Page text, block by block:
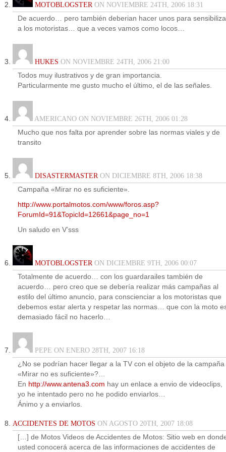
MOTOBLOGSTERON NOVIEMBRE 24TH, 2006 18:31
De acuerdo… pero también deberian hacer unos para
a los motoristas… que a veces vamos como locos…
HUKES ON NOVIEMBRE 24TH, 2006 21:00
Todos muy ilustrativos y de gran importancia.
Particularmente me gusto mucho el último, el de las señales.
AMERICANO ON NOVIEMBRE 26TH, 2006 01:28
Mucho que nos falta por aprender sobre las normas viales y de
transito
DISASTERMASTERON DICIEMBRE 8TH, 2006 18:38
Campaña «Mirar no es suficiente».
http://www.portalmotos.com/www/foros.asp?
ForumId=91&TopicId=12661&page_no=1
Un saludo en V’sss
MOTOBLOGSTERON DICIEMBRE 9TH, 2006 00:07
Totalmente de acuerdo… con los guardarailes también de
acuerdo… pero creo que se debería realizar más campañas al
estilo del último anuncio, para conscienciar a los motoristas que
debemos estar alerta y respetar las normas… que con la moto
demasiado fácil no hacerlo…
PEPE ON ENERO 28TH, 2007 16:18
¿No se podrían hacer llegar a la TV con el objeto de la campaña
«Mirar no es suficiente»?…
En http://www.antena3.com hay un enlace a envio de videoclips,
yo he intentado pero no he podido enviarlos…
Ánimo y a enviarlos.
ACCIDENTES DE MOTOS ON AGOSTO 20TH, 2007 18:08
[…] de Motos Videos de Accidentes de Motos: Sitio web en
usted conocerá acerca de las informaciones de accidentes de